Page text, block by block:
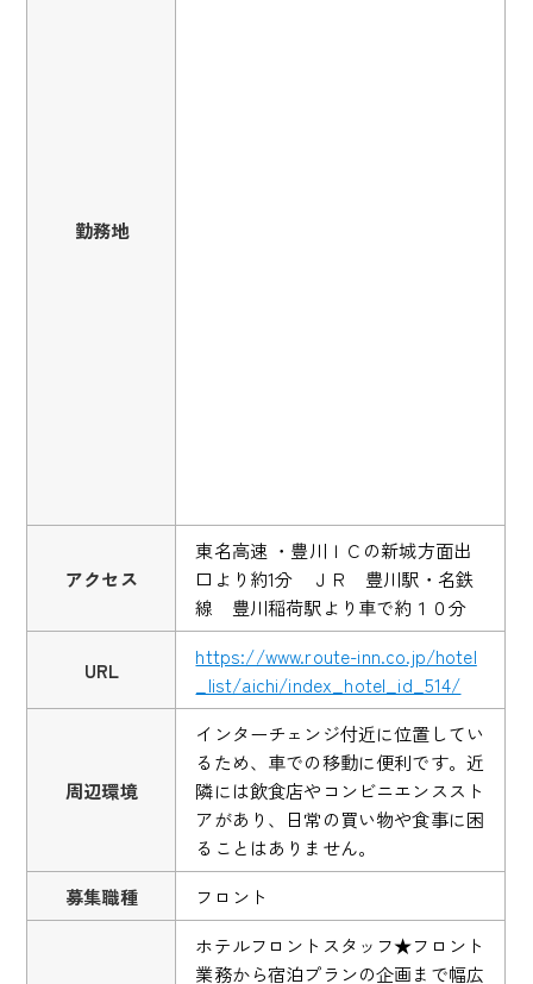
勤務地
アクセス
東名高速 ・豊川ＩＣの新城方面出
口より約1分 ＪＲ 豊川駅・名鉄
線 豊川稲荷駅より車で約１０分
URL
https://www.route-inn.co.jp/hotel
_list/aichi/index_hotel_id_514/
周辺環境
インターチェンジ付近に位置してい
るため、車での移動に便利です。近
隣には飲食店やコンビニエンススト
アがあり、日常の買い物や食事に困
ることはありません。
募集職種
フロント
ホテルフロントスタッフ★フロント
業務から宿泊プランの企画まで幅広